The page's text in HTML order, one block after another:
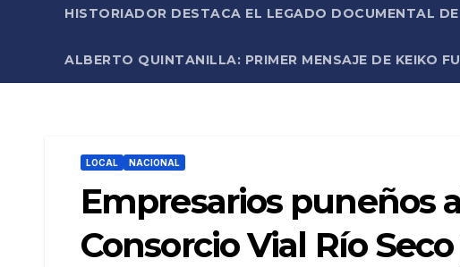
HISTORIADOR DESTACA EL LEGADO DOCUMENTAL
ALBERTO QUINTANILLA: PRIMER MENSAJE DE KEIKO
LOCAL NACIONAL
Empresarios puneños
Consorcio Vial Río